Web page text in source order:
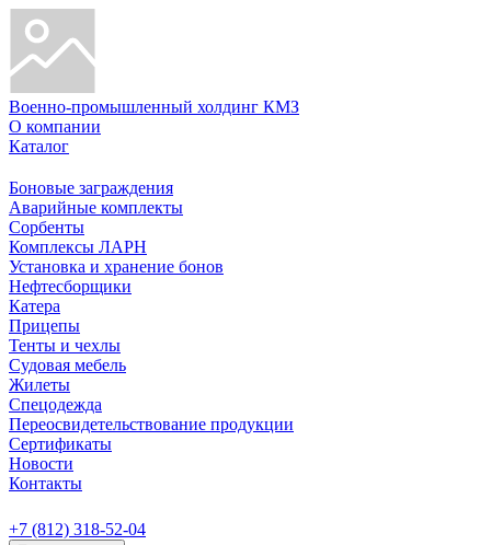
Военно-промышленный холдинг КМЗ
О компании
Каталог
Боновые заграждения
Аварийные комплекты
Сорбенты
Комплексы ЛАРН
Установка и хранение бонов
Нефтесборщики
Катера
Прицепы
Тенты и чехлы
Судовая мебель
Жилеты
Спецодежда
Переосвидетельствование продукции
Сертификаты
Новости
Контакты
+7 (812) 318-52-04